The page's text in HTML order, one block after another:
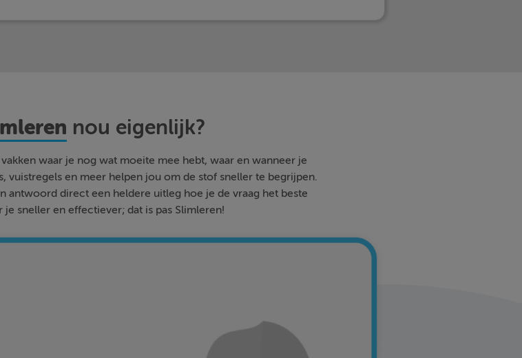
nou eigenlijk?
waar je nog wat moeite mee hebt, waar en wanneer je
en meer helpen jou om de stof sneller te begrijpen.
antwoord direct een heldere uitleg hoe je de vraag het beste
je sneller en effectiever; dat is pas Slimleren!